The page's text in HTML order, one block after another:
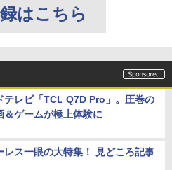
はこちら
テレビ「TCL Q7D Pro」。圧巻の
＆ゲームが極上体験に
レス一眼の大特集！ 見どころ記事